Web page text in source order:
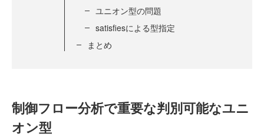
ユニオン型の問題
satisfiesによる型指定
まとめ
制御フロー分析で重要な判別可能なユニ
オン型